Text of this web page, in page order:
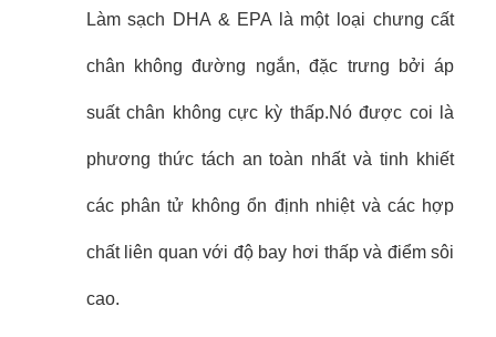
Làm sạch DHA & EPA là một loại chưng cất
chân không đường ngắn, đặc trưng bởi áp
suất chân không cực kỳ thấp.Nó được coi là
phương thức tách an toàn nhất và tinh khiết
các phân tử không ổn định nhiệt và các hợp
chất liên quan với độ bay hơi thấp và điểm sôi
cao.